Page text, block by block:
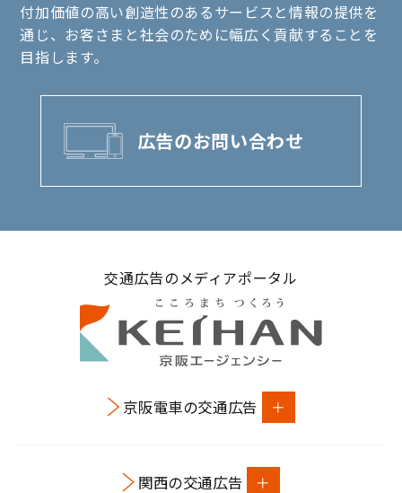
付加価値の高い創造性のあるサービスと情報の提供を
通じ、お客さまと社会のために幅広く貢献することを
目指します。
広告のお問い合わせ
交通広告のメディアポータル
京阪電車の交通広告
関西の交通広告